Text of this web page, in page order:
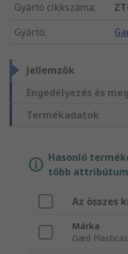
Gyártó cikkszáma:
Gyártó:
Jellemzők
Engedélyezés és
Termékadatok
Hasonló
több
Az összes
Márka
Gard